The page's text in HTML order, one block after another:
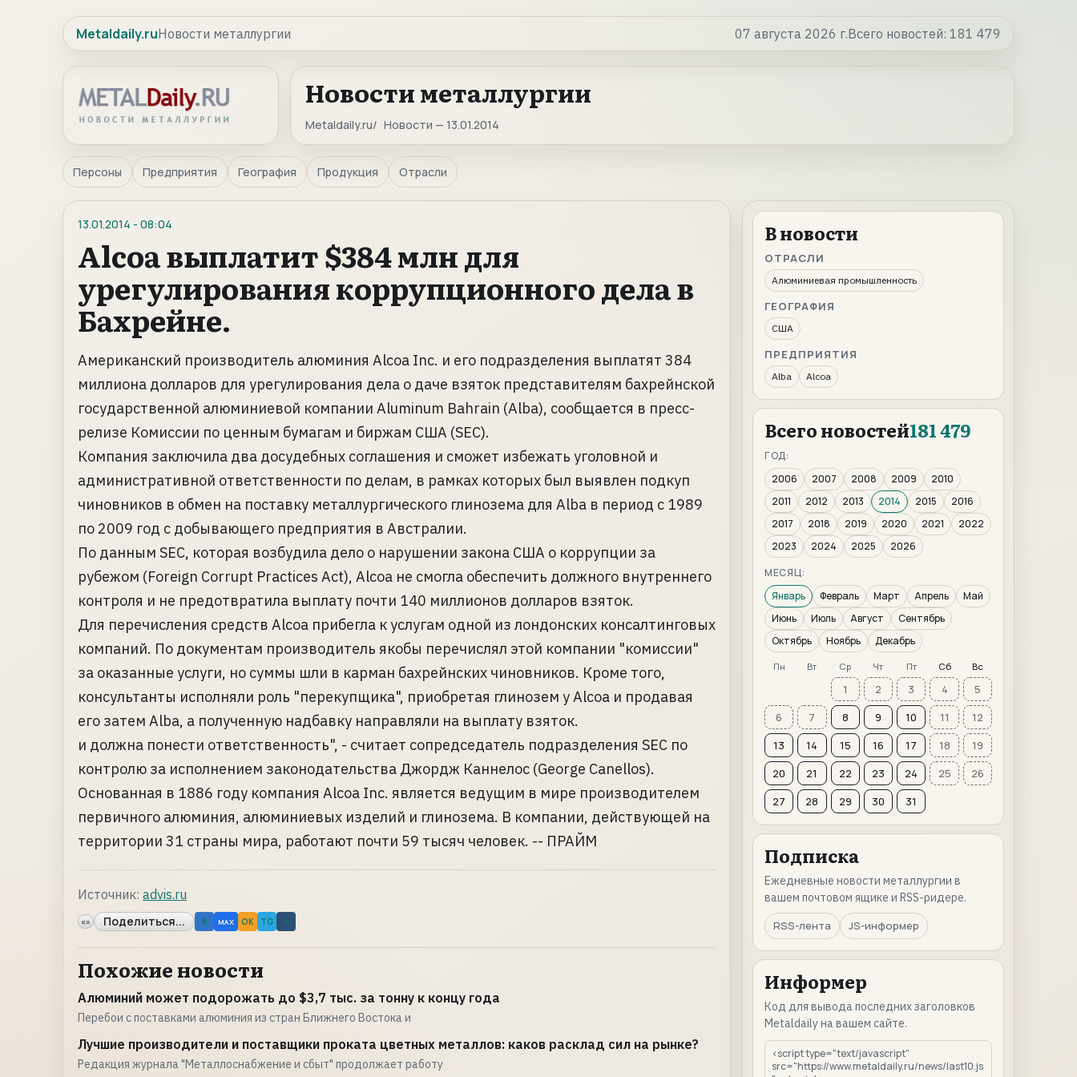
Metaldaily.ruНовости металлургии 07 августа 2026 г.Всего новостей: 181 479
Новости металлургии
Metaldaily.ru Новости — 13.01.2014
Персоны Предприятия География Продукция Отрасли
13.01.2014 - 08:04
Alcoa выплатит $384 млн для
урегулирования коррупционного дела в
Бахрейне.
Американский производитель алюминия Alcoa Inc. и его подразделения выплатят 384
миллиона долларов для урегулирования дела о даче взяток представителям бахрейнской
государственной алюминиевой компании Aluminum Bahrain (Alba), сообщается в пресс-
релизе Комиссии по ценным бумагам и биржам США (SEC).
Компания заключила два досудебных соглашения и сможет избежать уголовной и
административной ответственности по делам, в рамках которых был выявлен подкуп
чиновников в обмен на поставку металлургического глинозема для Alba в период с 1989
по 2009 год с добывающего предприятия в Австралии.
По данным SEC, которая возбудила дело о нарушении закона США о коррупции за
рубежом (Foreign Corrupt Practices Act), Alcoa не смогла обеспечить должного внутреннего
контроля и не предотвратила выплату почти 140 миллионов долларов взяток.
Для перечисления средств Alcoa прибегла к услугам одной из лондонских консалтинговых
компаний. По документам производитель якобы перечислял этой компании "комиссии"
за оказанные услуги, но суммы шли в карман бахрейнских чиновников. Кроме того,
консультанты исполняли роль "перекупщика", приобретая глинозем у Alcoa и продавая
его затем Alba, а полученную надбавку направляли на выплату взяток.
и должна понести ответственность", - считает сопредседатель подразделения SEC по
контролю за исполнением законодательства Джордж Каннелос (George Canellos).
Основанная в 1886 году компания Alcoa Inc. является ведущим в мире производителем
первичного алюминия, алюминиевых изделий и глинозема. В компании, действующей на
территории 31 страны мира, работают почти 59 тысяч человек. -- ПРАЙМ
Источник: advis.ru
«» Поделиться... B MAX OK TG ↗
Похожие новости
Алюминий может подорожать до $3,7 тыс. за тонну к концу года
Перебои с поставками алюминия из стран Ближнего Востока и
Лучшие производители и поставщики проката цветных металлов: каков расклад сил на рынке?
Редакция журнала "Металлоснабжение и сбыт" продолжает работу
В новости
ОТРАСЛИ
Алюминиевая промышленность
ГЕОГРАФИЯ
США
ПРЕДПРИЯТИЯ
Alba Alcoa
Всего новостей181 479
ГОД:
2006
2007 2008 2009
2010
2011
2012 2013 2014 2015
2016
2017
2018 2019 2020 2021
2022
2023
2024 2025
2026
МЕСЯЦ:
Январь
Февраль Март Апрель
Май
Июнь
Июль Август
Сентябрь
Октябрь
Ноябрь Декабрь
Пн Вт Ср Чт Пт Сб Вс
1 2 3 4
5
6
7 8 9 10 11
12
13
14 15 16 17 18
19
20
21 22 23 24 25
26
27
28 29 30 31
Подписка
Ежедневные новости металлургии в
вашем почтовом ящике и RSS-ридере.
RSS-лента
JS-информер
Информер
Код для вывода последних заголовков
Metaldaily на вашем сайте.